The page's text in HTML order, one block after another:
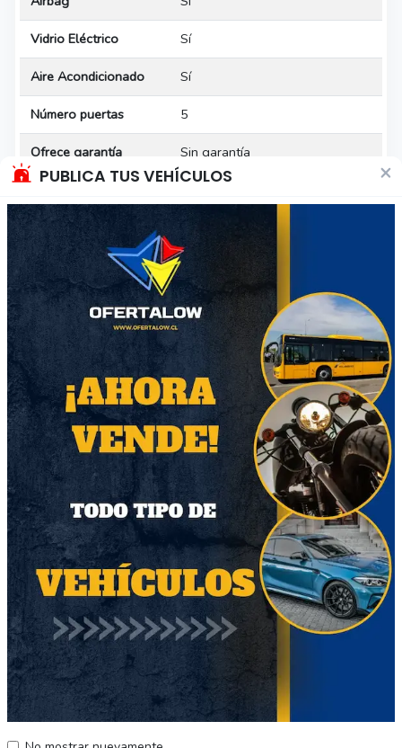
PUBLICA TUS VEHÍCULOS ×
Vidrio Eléctrico Sí
Aire Acondicionado Sí
Número puertas 5
Ofrece garantía Sin garantía
vendedor, por favor, confirma con él los detalles.
Calificación del vendedor
José
Sin ventas
Descripción del vehículo
Se vende por necesidad de camioneta. Se
permuta por Honda Ridgeline. Precio
conversable.
BMW M Full de su año con máximo equipo.
272 CV.
Impecable con todas sus mantenciones al día.
Sin choques, todos sus manuales y dos llaves
originales.
Otros vehículos relacionados